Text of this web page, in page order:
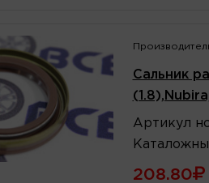
Сальник
Артикул
208.80